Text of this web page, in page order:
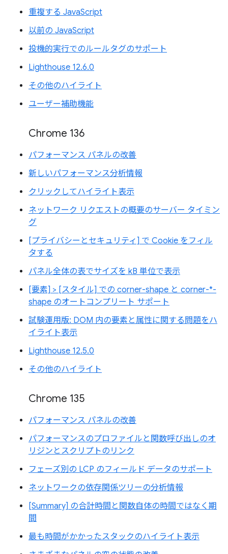
重複する JavaScript
以前の JavaScript
投機的実行でのルールタグのサポート
Lighthouse 12.6.0
その他のハイライト
ユーザー補助機能
Chrome 136
パフォーマンス パネルの改善
新しいパフォーマンス分析情報
クリックしてハイライト表示
ネットワーク リクエストの概要のサーバー タイミン
グ
[プライバシーとセキュリティ] で Cookie をフィル
タする
パネル全体の表でサイズを kB 単位で表示
[要素] > [スタイル] での corner-shape と corner-*-
shape のオートコンプリート サポート
試験運用版: DOM 内の要素と属性に関する問題をハ
イライト表示
Lighthouse 12.5.0
その他のハイライト
Chrome 135
パフォーマンス パネルの改善
パフォーマンスのプロファイルと関数呼び出しのオ
リジンとスクリプトのリンク
フェーズ別の LCP のフィールド データのサポート
ネットワークの依存関係ツリーの分析情報
[Summary] の合計時間と関数自体の時間ではなく期
間
最も時間がかかったスタックのハイライト表示